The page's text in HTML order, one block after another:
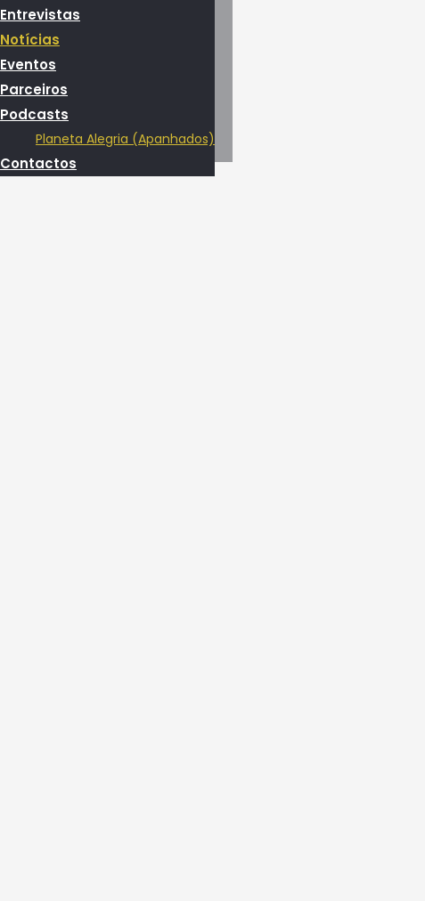
Entrevistas
Notícias
Eventos
Parceiros
Podcasts
Planeta Alegria (Apanhados)
Contactos